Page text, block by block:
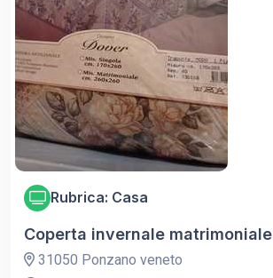
Rubrica: Casa
Coperta invernale matrimoniale
31050 Ponzano veneto